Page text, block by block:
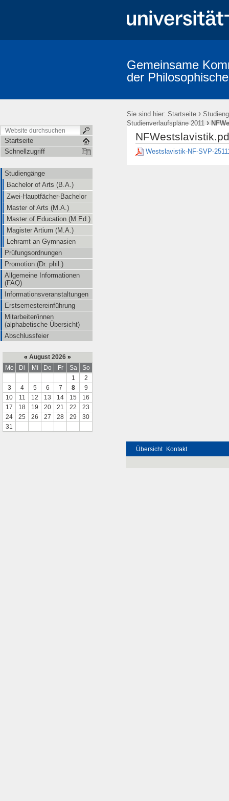
Mitarbeiter/innen (alphabetische
Gemeinsame
der
Sie sind hier: Startseite ›
Studienverlaufspläne 2011 ›
Startseite
Schnellzugriff
Studiengänge
Bachelor of Arts (B.A.)
Zwei-Hauptfächer-Bachelor
Master of Arts (M.A.)
Master of Education (M.Ed.)
Magister Artium (M.A.)
Lehramt an Gymnasien
Prüfungsordnungen
Promotion (Dr. phil.)
Allgemeine Informationen
(FAQ)
Informationsveranstaltungen
Erstsemestereinführung
Mitarbeiter/innen
(alphabetische Übersicht)
Abschlussfeier
« August 2026 »
Mo
Di Mi Do Fr Sa
So
1
2
3
4 5 6 7 8
9
10
11 12 13 14 15
16
17
18 19 20 21 22
23
24
25 26 27 28 29
30
31
Westslavistik-NF-SVP-
Übersicht Kontakt